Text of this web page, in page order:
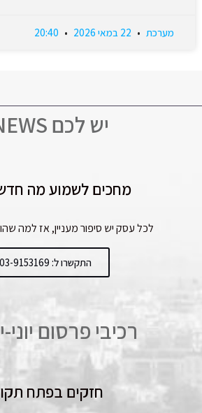
מערכת
יש לכם NEWS?
מחכים לשמוע מה
לכל עסק יש סיפור מעניין, אז למה
התקשרו ל: 03-9153169
רכיבי פרסום יוני-
חזקים בפתח